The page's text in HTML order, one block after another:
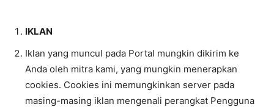
IKLAN
Iklan yang muncul pada Portal mungkin dikirim ke
Anda oleh mitra kami, yang mungkin menerapkan
cookies. Cookies ini memungkinkan server pada
masing-masing iklan mengenali perangkat Pengguna